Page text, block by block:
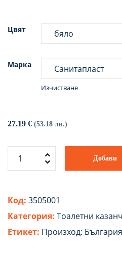
Цвят
Марка
Изчистване
27.19 € (53.18 лв.)
Добави
Код: 3505001
Категория: Tоалетни
Етикет: Произход: България